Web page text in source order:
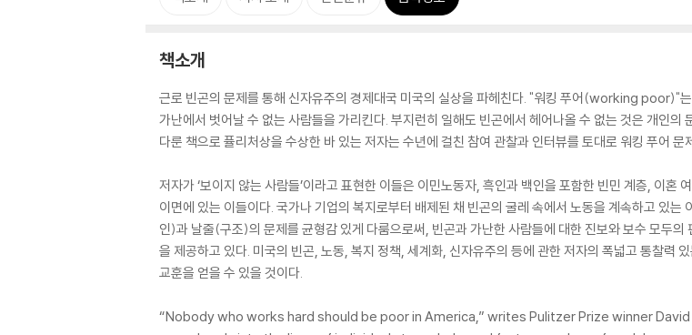
책소개
근로 빈곤의 문제를 통해 신자유주의 경제대국 미국의 실상을 파헤친다. "워킹 푸어(working poor)"
가난에서 벗어날 수 없는 사람들을 가리킨다. 부지런히 일해도 빈곤에서 헤어나올 수 없는 것은 개인
다룬 책으로 퓰리처상을 수상한 바 있는 저자는 수년에 걸친 참여 관찰과 인터뷰를 토대로 워킹 푸어 문
저자가 ‘보이지 않는 사람들’이라고 표현한 이들은 이민노동자, 흑인과 백인을 포함한 빈민 계층, 이혼
이면에 있는 이들이다. 국가나 기업의 복지로부터 배제된 채 빈곤의 굴레 속에서 노동을 계속하고 있
인)과 날줄(구조)의 문제를 균형감 있게 다룸으로써, 빈곤과 가난한 사람들에 대한 진보와 보수 모두
을 제공하고 있다. 미국의 빈곤, 노동, 복지 정책, 세계화, 신자유주의 등에 관한 저자의 폭넓고 통찰력
교훈을 얻을 수 있을 것이다.
“Nobody who works hard should be poor in America,” writes Pulitzer Prize winner